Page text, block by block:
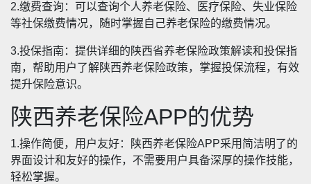
2.缴费查询：可以查询个人养老保险、医疗保险、失业保险
等社保缴费情况，随时掌握自己养老保险的缴费情况。
3.投保指南：提供详细的陕西省养老保险政策解读和投保指
南，帮助用户了解陕西养老保险政策，掌握投保流程，有效
提升保险意识。
陕西养老保险APP的优势
1.操作简便，用户友好：陕西养老保险APP采用简洁明了的
界面设计和友好的操作，不需要用户具备深厚的操作技能，
轻松掌握。